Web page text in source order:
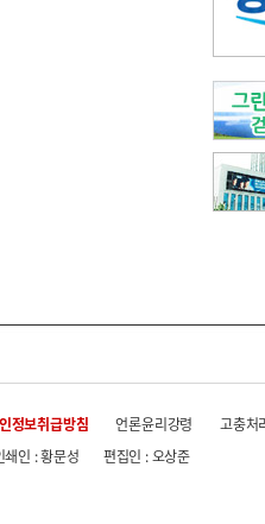
오늘
오
오늘
우리
우리
정보취급방침 언론윤리강령 고충처
쇄인 : 황문성
편집인 : 오상준